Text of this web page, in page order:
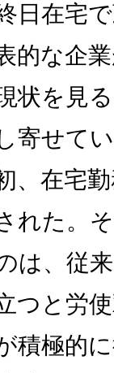
日在宅
的な企
状を見
寄せて
、在宅
れた。
は、従
つと労
積極的